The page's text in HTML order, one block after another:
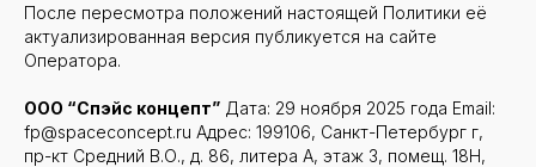
После пересмотра положений настоящей Политики её
актуализированная версия публикуется на сайте
Оператора.
ООО “Спэйс концепт” Дата: 29 ноября 2025 года Email:
fp@spaceconcept.ru Адрес: 199106, Санкт-Петербург г,
пр-кт Средний В.О., д. 86, литера А, этаж 3, помещ. 18Н,